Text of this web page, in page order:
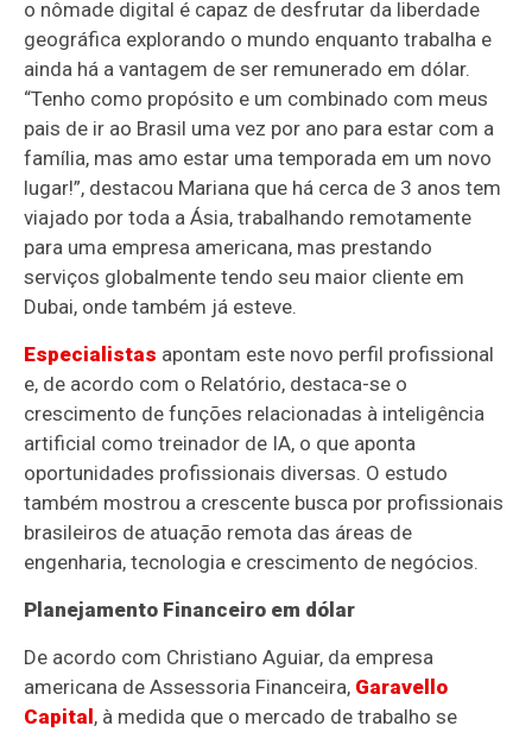
o nômade digital é capaz de desfrutar da liberdade
geográfica explorando o mundo enquanto trabalha e
ainda há a vantagem de ser remunerado em dólar.
“Tenho como propósito e um combinado com meus
pais de ir ao Brasil uma vez por ano para estar com a
família, mas amo estar uma temporada em um novo
lugar!”, destacou Mariana que há cerca de 3 anos tem
viajado por toda a Ásia, trabalhando remotamente
para uma empresa americana, mas prestando
serviços globalmente tendo seu maior cliente em
Dubai, onde também já esteve.
Especialistas apontam este novo perfil profissional
e, de acordo com o Relatório, destaca-se o
crescimento de funções relacionadas à inteligência
artificial como treinador de IA, o que aponta
oportunidades profissionais diversas. O estudo
também mostrou a crescente busca por profissionais
brasileiros de atuação remota das áreas de
engenharia, tecnologia e crescimento de negócios.
Planejamento Financeiro em dólar
De acordo com Christiano Aguiar, da empresa
americana de Assessoria Financeira, Garavello
Capital, à medida que o mercado de trabalho se